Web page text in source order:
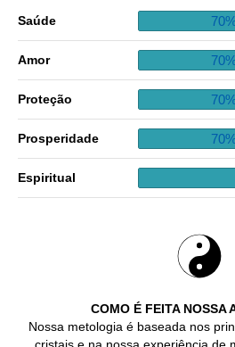
COMO É FEITA NOSSA
Nossa metologia é baseada nos
cristais e na nossa experiência de
Saúde
Amor
Proteção
Prosperidade
Espiritual